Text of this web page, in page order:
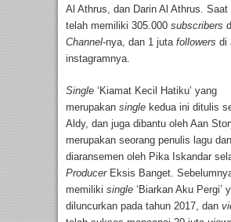
Al Athrus, dan Darin Al Athrus. Saat
telah memiliki 305.000 subscribers
Channel-nya, dan 1 juta followers di
instagramnya.
Single ‘Kiamat Kecil Hatiku’ yang
merupakan single kedua ini ditulis
Aldy, dan juga dibantu oleh Aan
merupakan seorang penulis lagu dan
diaransemen oleh Pika Iskandar
ProducerEksis Banget.
memiliki single ‘Biarkan Aku Pergi’
diluncurkan pada tahun 2017, dan